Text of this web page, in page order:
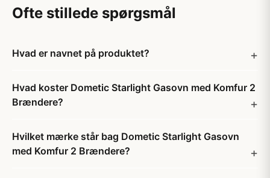
Ofte stillede spørgsmål
Hvad er navnet på produktet?
Hvad koster Dometic Starlight Gasovn med Komfur 2
Brændere?
Hvilket mærke står bag Dometic Starlight Gasovn
med Komfur 2 Brændere?